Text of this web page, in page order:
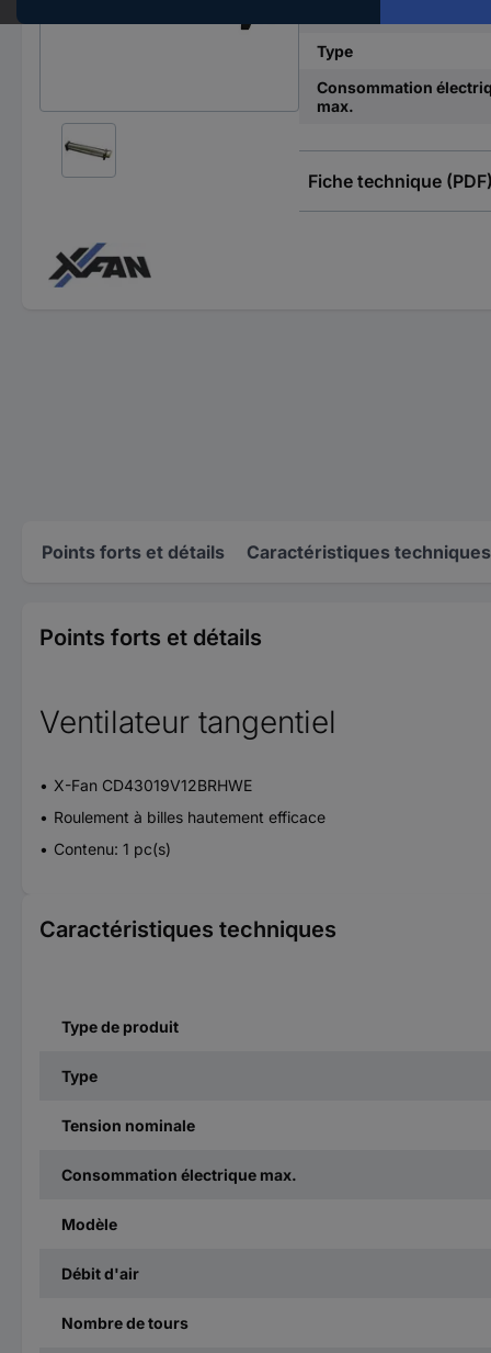
Type
Consommation
max.
Fiche technique (PDF)
Points forts et détails Caractéristiques techniques
Points forts et détails
Ventilateur tangentiel
X-Fan CD43019V12BRHWE
Roulement à billes hautement efficace
Contenu: 1 pc(s)
Caractéristiques techniques
Type de produit
Type
Tension nominale
Consommation électrique max.
Modèle
Débit d'air
Nombre de tours